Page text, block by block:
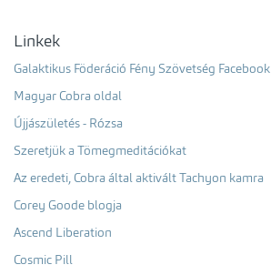
Linkek
Galaktikus Föderáció Fény Szövetség Facebook
Magyar Cobra oldal
Újjászületés - Rózsa
Szeretjük a Tömegmeditációkat
Az eredeti, Cobra által aktivált Tachyon kamra
Corey Goode blogja
Ascend Liberation
Cosmic Pill